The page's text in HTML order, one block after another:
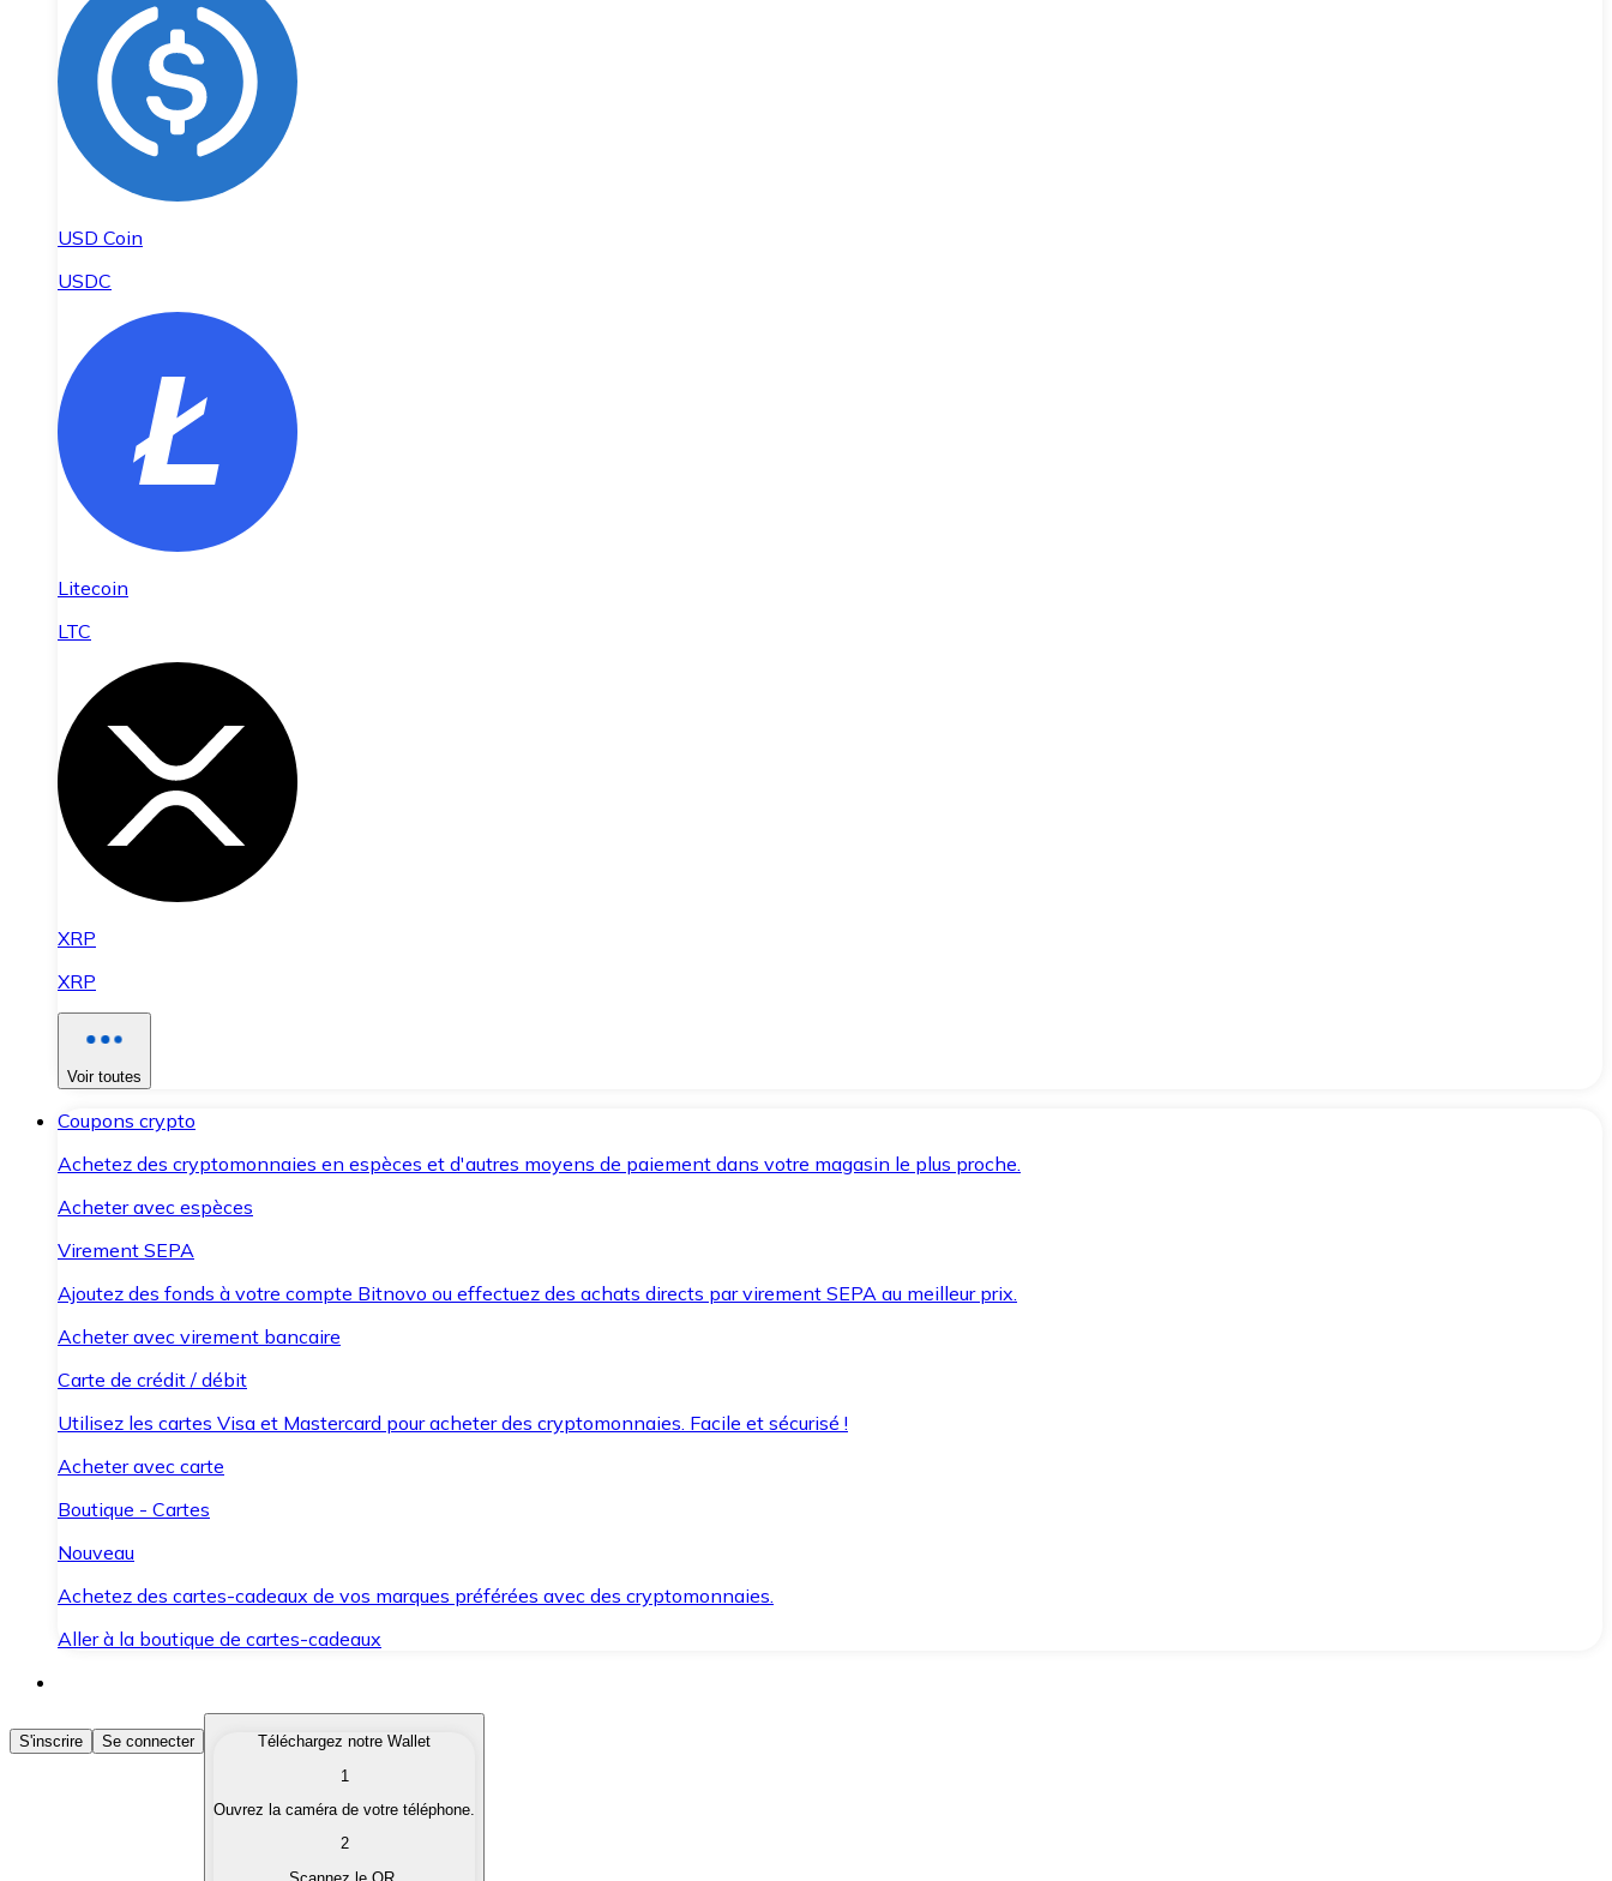
USD Coin
USDC
Litecoin
LTC
XRP
XRP
Voir toutes
Coupons crypto
Achetez des cryptomonnaies en espèces et d'autres moyens de paiement dans votre magasin le plus proche.
Acheter avec espèces
Virement SEPA
Ajoutez des fonds à votre compte Bitnovo ou effectuez des achats directs par virement SEPA au meilleur prix.
Acheter avec virement bancaire
Carte de crédit / débit
Utilisez les cartes Visa et Mastercard pour acheter des cryptomonnaies. Facile et sécurisé !
Acheter avec carte
Boutique - Cartes
Nouveau
Achetez des cartes-cadeaux de vos marques préférées avec des cryptomonnaies.
Aller à la boutique de cartes-cadeaux
Acheter des Cryptomonnaies
Achetez les cryptomonnaies qui vous intéressent rapidement et en toute sécurité.
Convertissez vos cryptomonnaies en monnaie fiduciaire lorsque vous en avez besoin.
S'inscrire Se connecter
Téléchargez notre Wallet
1
Ouvrez la caméra de votre téléphone.
2